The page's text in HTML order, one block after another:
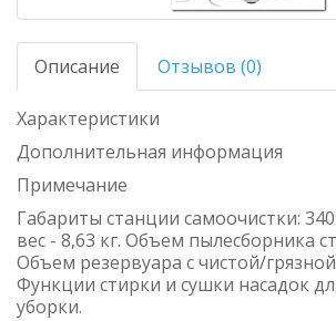
Описание Отзывов (0)
Характеристики
Дополнительная информация
Примечание
Габариты станции самоочистки:
вес - 8,63 кг. Объем пылесборника
Объем резервуара с чистой/
Функции стирки и сушки насадок
уборки.